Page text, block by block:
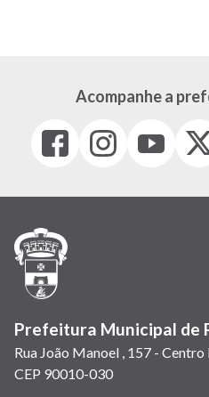
Acompanhe a
Facebook
(link
em
janela)
Instagram
(link
em
(link
em
(link
Prefeitura Municipal de
Rua João Manoel , 157 -
CEP 90010-030